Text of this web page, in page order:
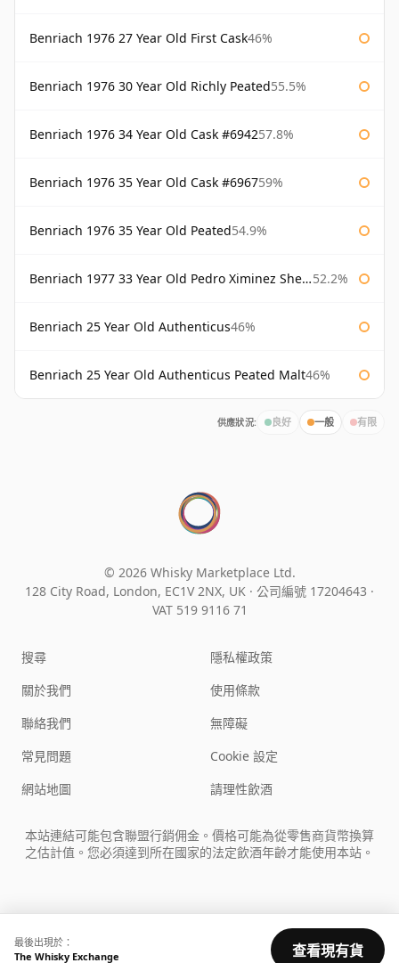
Benriach 1976 27 Year Old First Cask46%
Benriach 1976 30 Year Old Richly Peated55.5%
Benriach 1976 34 Year Old Cask #694257.8%
Benriach 1976 35 Year Old Cask #696759%
Benriach 1976 35 Year Old Peated54.9%
Benriach 1977 33 Year Old Pedro Ximinez Sherry Finish 52.2%
Benriach 25 Year Old Authenticus46%
Benriach 25 Year Old Authenticus Peated Malt46%
供應狀況: 良好 一般 有限
最後出現於：
The Whisky Exchange
查看現有貨
© 2026 Whisky Marketplace Ltd.
128 City Road, London, EC1V 2NX, UK · 公司編號 17204643 ·
VAT 519 9116 71
搜尋
關於我們
聯絡我們
常見問題
網站地圖
隱私權政策
使用條款
無障礙
Cookie 設定
請理性飲酒
本站連結可能包含聯盟行銷佣金。價格可能為從零售商貨幣換算
之估計值。您必須達到所在國家的法定飲酒年齡才能使用本站。